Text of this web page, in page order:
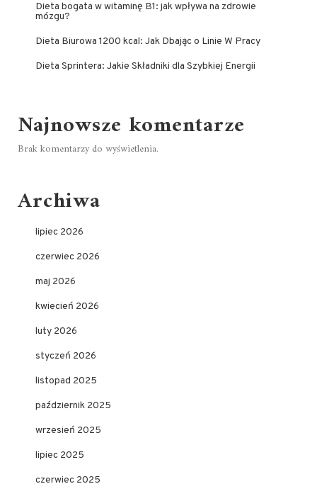
Dieta bogata w witaminę B1: jak wpływa na zdrowie
mózgu?
Dieta Biurowa 1200 kcal: Jak Dbając o Linie W Pracy
Dieta Sprintera: Jakie Składniki dla Szybkiej Energii
Najnowsze komentarze
Brak komentarzy do wyświetlenia.
Archiwa
lipiec 2026
czerwiec 2026
maj 2026
kwiecień 2026
luty 2026
styczeń 2026
listopad 2025
październik 2025
wrzesień 2025
lipiec 2025
czerwiec 2025